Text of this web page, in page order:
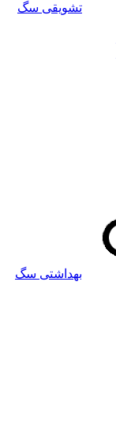
تشویقی سگ
بهداشتی سگ